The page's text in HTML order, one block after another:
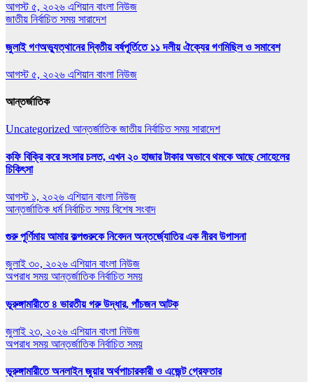
আগস্ট ৫, ২০২৬ এশিয়ান বাংলা নিউজ
জাতীয় নির্বাচিত সময় সারাদেশ
জুলাই গণঅভ্যুত্থানের দ্বিতীয় বর্ষপূর্তিতে ১১ দলীয় ঐক্যের গণমিছিল ও সমাবেশ
আগস্ট ৫, ২০২৬ এশিয়ান বাংলা নিউজ
আন্তর্জাতিক
Uncategorized আন্তর্জাতিক জাতীয় নির্বাচিত সময় সারাদেশ
কফি বিক্রি করে সংসার চলত, এখন ২০ হাজার টাকার অভাবে থমকে আছে সোহেলের
চিকিৎসা
আগস্ট ১, ২০২৬ এশিয়ান বাংলা নিউজ
আন্তর্জাতিক ধর্মনির্বাচিত সময় বিশেষ সংবাদ
গুরু পূর্ণিমায় আমার কল্পগুরুকে নিবেদন অন্তর্জ্যোতির এক নীরব উপাসনা
জুলাই ৩০, ২০২৬ এশিয়ান বাংলা নিউজ
অপরাধ সময় আন্তর্জাতিক নির্বাচিত সময়
ভূরুঙ্গামারীতে ৪ ভারতীয় গরু উদ্ধার, পাঁচজন আটক
জুলাই ২৩, ২০২৬ এশিয়ান বাংলা নিউজ
অপরাধ সময় আন্তর্জাতিক নির্বাচিত সময়
ভূরুঙ্গামারীতে অনলাইন জুয়ার অর্থপাচারকারী ও এজেন্ট গ্রেফতার